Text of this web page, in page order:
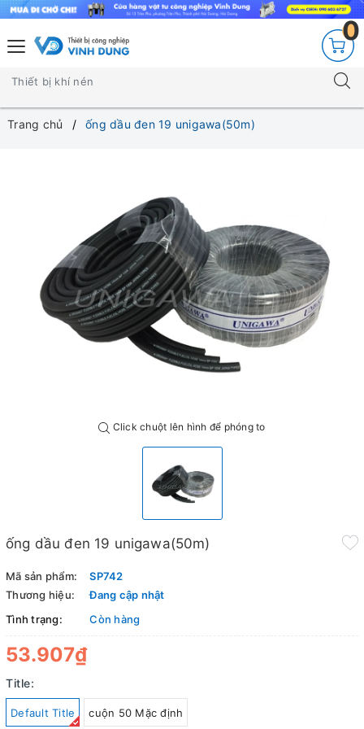
0
Trang chủ ống dầu đen 19 unigawa(50m)
Click chuột lên hình để phóng to
ống dầu đen 19 unigawa(50m)
Mã sản phẩm:
SP742
Thương hiệu:
Đang cập nhật
Tình trạng:
Còn hàng
53.907₫
Title:
Default Title cuộn 50 Mặc định